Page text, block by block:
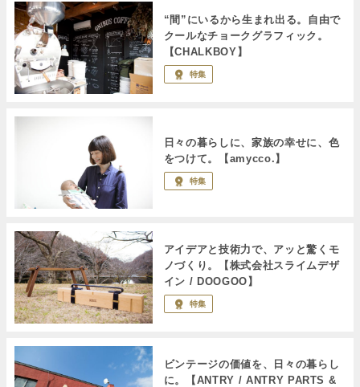
“間”にいるから生まれ出る。自由で
クールなチョークグラフィック。
【CHALKBOY】
特集
日々の暮らしに、家族の幸せに、色
をつけて。【amycco.】
特集
アイデアと技術力で、アッと驚くモ
ノづくり。【株式会社スライムデザ
イン / DOOGOO】
特集
ビンテージの価値を、日々の暮らし
に。【ANTRY / ANTRY PARTS &